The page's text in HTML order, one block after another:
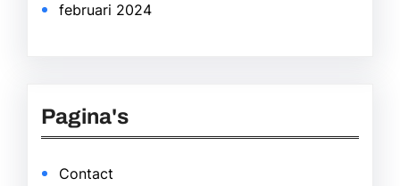
februari 2024
Pagina's
Contact